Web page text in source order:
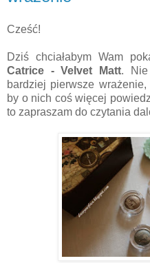
Cześć!
Dziś chciałabym Wam
Catrice - Velvet Matt. Nie
bardziej pierwsze
by o nich coś więcej
to zapraszam do czytania